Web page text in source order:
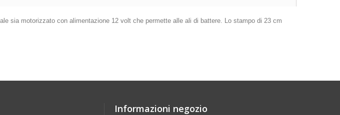
sia motorizzato con alimentazione 12 volt che permette alle ali di battere. Lo stampo di 23 cm
Informazioni negozio